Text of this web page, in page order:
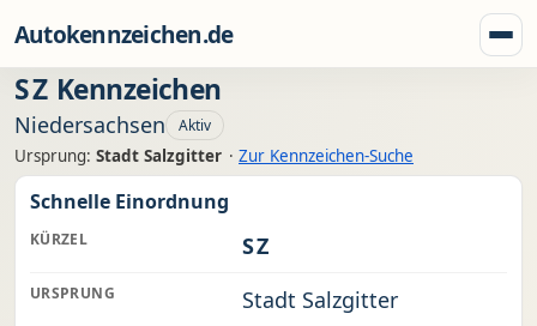
Autokennzeichen.de
SZ Kennzeichen
Niedersachsen Aktiv
Ursprung: Stadt Salzgitter · Zur Kennzeichen-Suche
Schnelle Einordnung
KÜRZEL SZ
URSPRUNG Stadt Salzgitter